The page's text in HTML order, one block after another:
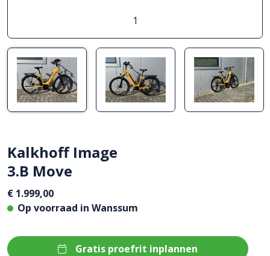
1
Kalkhoff Image
3.B Move
€ 1.999,00
Op voorraad in Wanssum
Gratis proefrit inplannen